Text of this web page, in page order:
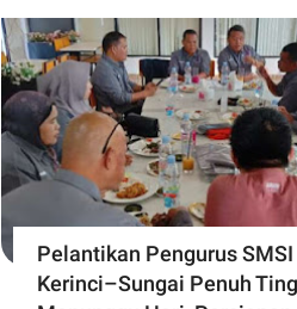
Pelantikan Pengurus SMSI
Kerinci–Sungai Penuh